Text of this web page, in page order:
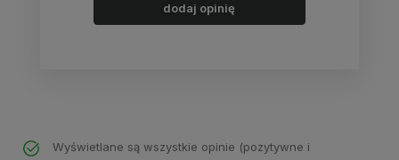
dodaj opinię
Wyświetlane są wszystkie opinie (pozytywne i